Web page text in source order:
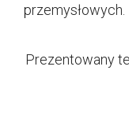
przemysłowych.
Prezentowany